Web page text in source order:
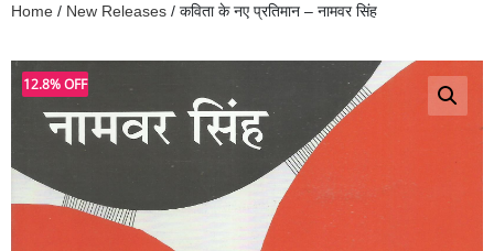
Home / New Releases / कविता के नए प्रतिमान – नामवर सिंह
12.8% OFF